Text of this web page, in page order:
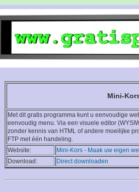
Mini-
Met dit gratis programma kunt u eenvoudige
eenvoudig menu. Via een visuele editor
zonder kennis van HTML of andere moeilijke
FTP met één handeling.
Website:
Mini-Kors - Maak uw eigen
Download:
Direct downloaden